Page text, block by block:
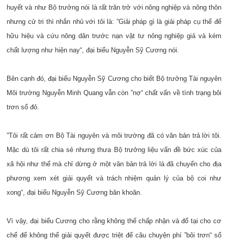
huyết và như Bộ trưởng nói là rất trăn trở với nông nghiệp và nông thôn
nhưng cử tri thì nhắn nhủ với tôi là: ”Giải pháp gì là giải pháp cụ thể để
hữu hiệu và cứu nông dân trước nạn vật tư nông nghiệp giả và kém
chất lượng như hiện nay“, đại biểu Nguyễn Sỹ Cương nói.
Bên cạnh đó, đại biểu Nguyễn Sỹ Cương cho biết Bộ trưởng Tài nguyên
Môi trường Nguyễn Minh Quang vẫn còn ”nợ“ chất vấn về tình trạng bôi
trơn sổ đỏ.
”Tôi rất cảm ơn Bộ Tài nguyên và môi trường đã có văn bản trả lời tôi.
Mặc dù tôi rất chia sẻ nhưng thưa Bộ trưởng liệu vấn đề bức xúc của
xã hội như thế mà chỉ dừng ở một văn bản trả lời là đã chuyển cho địa
phương xem xét giải quyết và trách nhiệm quản lý của bộ coi như
xong“, đại biểu Nguyễn Sỹ Cương băn khoăn.
Vì vậy, đại biểu Cương cho rằng không thể chấp nhận và đổ tại cho cơ
chế để không thể giải quyết được triệt để câu chuyện phí ”bôi trơn“ sổ